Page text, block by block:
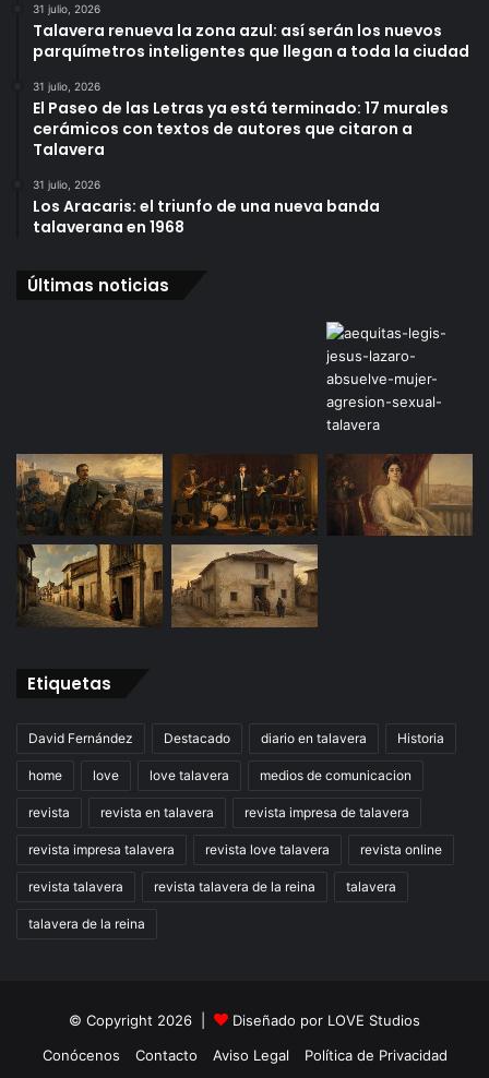
31 julio, 2026
Talavera renueva la zona azul: así serán los nuevos
parquímetros inteligentes que llegan a toda la ciudad
31 julio, 2026
El Paseo de las Letras ya está terminado: 17 murales
cerámicos con textos de autores que citaron a
Talavera
31 julio, 2026
Los Aracaris: el triunfo de una nueva banda
talaverana en 1968
Últimas noticias
Etiquetas
David Fernández Destacado diario en talavera Historia
home love love talavera medios de comunicacion
revista revista en talavera revista impresa de talavera
revista impresa talavera revista love talavera revista online
revista talavera revista talavera de la reina talavera
talavera de la reina
© Copyright 2026 | Diseñado por LOVE Studios
Conócenos
Contacto Aviso Legal Política de Privacidad